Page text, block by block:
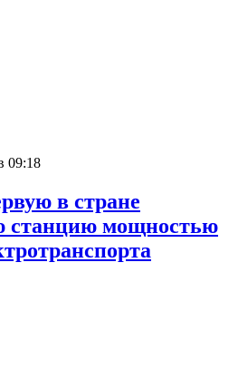
09:18
в стране
станцию мощностью